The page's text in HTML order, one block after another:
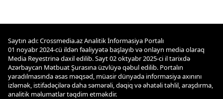
Saytın adı: Crossmedia.az Analitik İnformasiya Portalı
01 noyabr 2024-cü ildən fəaliyyətə başlayıb və onlayn media olaraq
Media Reyestrinə daxil edilib. Sayt 02 oktyabr 2025-ci il tarixdə
Azərbaycan Mətbuat Şurasına üzvlüyə qəbul edilib. Portalın
yaradılmasında əsas məqsəd, müasir dünyada informasiya axınını
izləmək, istifadəçilərə daha səmərəli, dəqiq və əhatəli təhlil, araşdırma,
analitik məlumatlar təqdim etməkdir.